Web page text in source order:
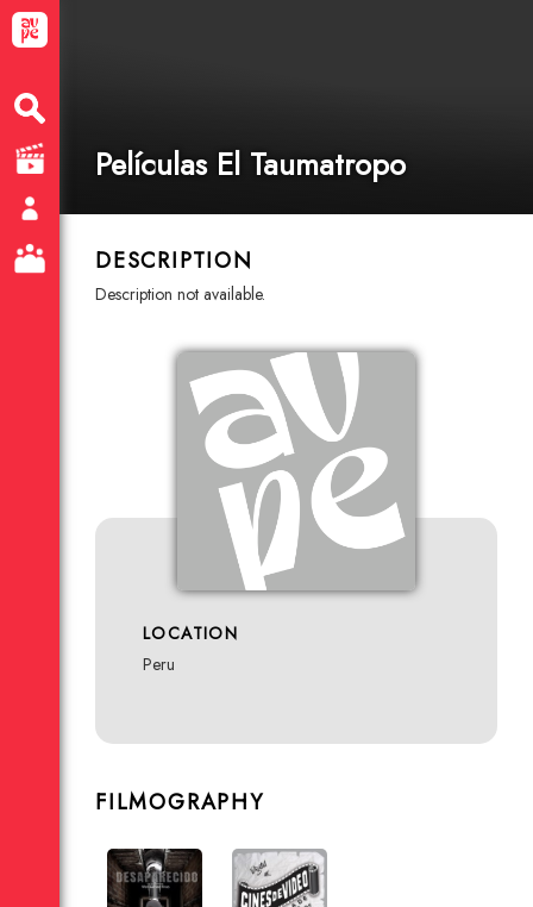
Películas El Taumatropo
DESCRIPTION
description not available.
LOCATION
Peru
FILMOGRAPHY